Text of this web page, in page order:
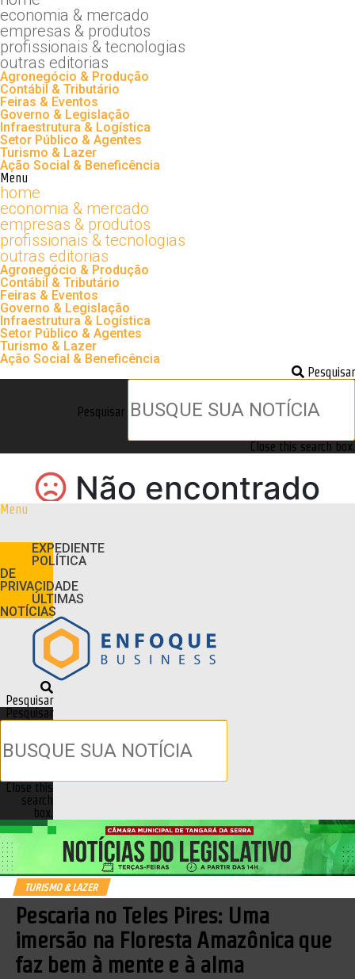
economia & mercado
empresas & produtos
profissionais & tecnologias
outras editorias
Agronegócio & Produção
Contábil & Tributário
Feiras & Eventos
Governo & Legislação
Infraestrutura & Logística
Setor Público & Agentes
Turismo & Lazer
Ação Social & Beneficência
Menu
home
economia & mercado
empresas & produtos
profissionais & tecnologias
outras editorias
Agronegócio & Produção
Contábil & Tributário
Feiras & Eventos
Governo & Legislação
Infraestrutura & Logística
Setor Público & Agentes
Turismo & Lazer
Ação Social & Beneficência
Pesquisar
Pesquisar
Close this search box.
Menu
EXPEDIENTE
POLÍTICA
DE
PRIVACIDADE
ÚLTIMAS
NOTÍCIAS
Pesquisar
Pesquisar
Close this
search
box.
TURISMO & LAZER
Pescaria no Teles Pires: Uma
imersão na Floresta Amazônica que
faz bem à mente e à alma